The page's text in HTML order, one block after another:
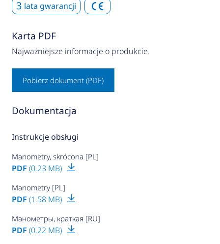
3 lata gwarancji
Karta PDF
Najważniejsze informacje o produkcie.
Pobierz dokument (PDF)
Dokumentacja
Instrukcje obsługi
Manometry, skrócona [PL]
PDF (0.23 MB)
Manometry [PL]
PDF (1.58 MB)
Манометры, краткая [RU]
PDF (0.22 MB)